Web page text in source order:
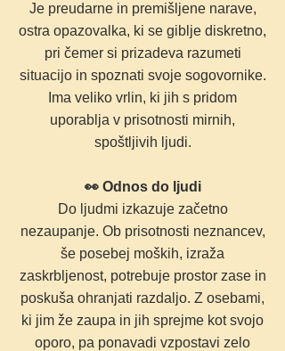
Je preudarne in premišljene narave,
ostra opazovalka, ki se giblje diskretno,
pri čemer si prizadeva razumeti
situacijo in spoznati svoje sogovornike.
Ima veliko vrlin, ki jih s pridom
uporablja v prisotnosti mirnih,
spoštljivih ljudi.
👀 Odnos do ljudi
Do ljudmi izkazuje začetno
nezaupanje. Ob prisotnosti neznancev,
še posebej moških, izraža
zaskrbljenost, potrebuje prostor zase in
poskuša ohranjati razdaljo. Z osebami,
ki jim že zaupa in jih sprejme kot svojo
oporo, pa ponavadi vzpostavi zelo